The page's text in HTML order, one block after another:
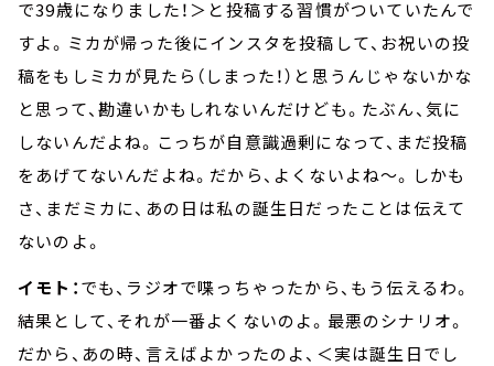
で39歳になりました！＞と投稿する習慣がついていたんで
すよ。ミカが帰った後にインスタを投稿して、お祝いの投
稿をもしミカが見たら（しまった！）と思うんじゃないかな
と思って、勘違いかもしれないんだけども。たぶん、気に
しないんだよね。こっちが自意識過剰になって、まだ投稿
をあげてないんだよね。だから、よくないよね～。しかも
さ、まだミカに、あの日は私の誕生日だったことは伝えて
ないのよ。
イモト：でも、ラジオで喋っちゃったから、もう伝えるわ。
結果として、それが一番よくないのよ。最悪のシナリオ。
だから、あの時、言えばよかったのよ、＜実は誕生日でし